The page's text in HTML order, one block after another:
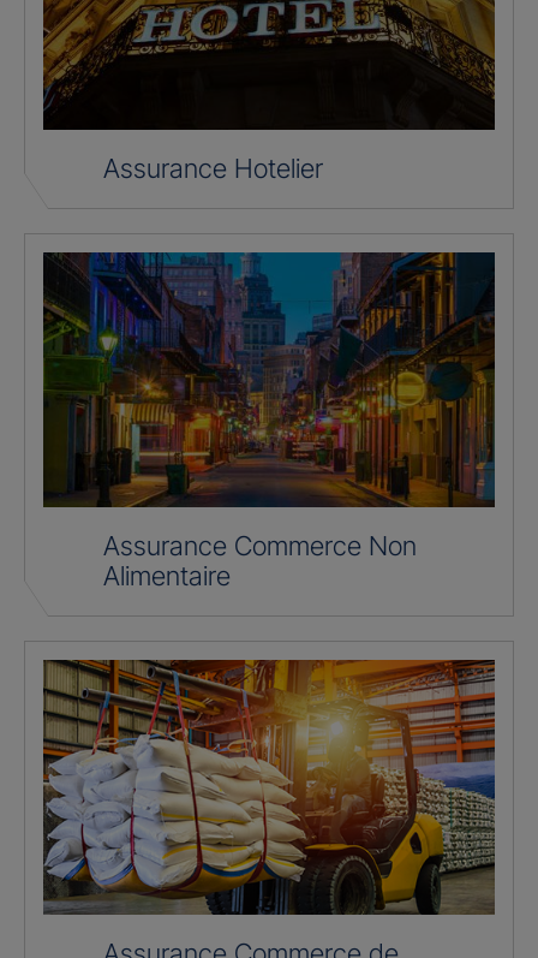
Assurance Hotelier
Assurance Commerce Non
Alimentaire